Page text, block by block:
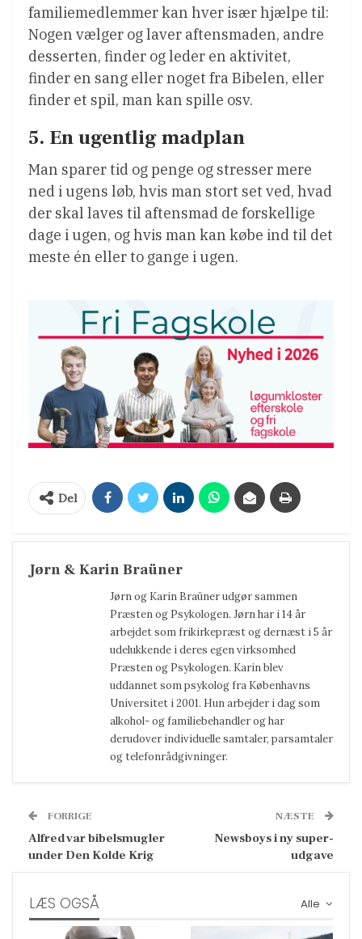
familiemedlemmer kan hver især hjælpe til:
Nogen vælger og laver aftensmaden, andre
desserten, finder og leder en aktivitet,
finder en sang eller noget fra Bibelen, eller
finder et spil, man kan spille osv.
5. En ugentlig madplan
Man sparer tid og penge og stresser mere
ned i ugens løb, hvis man stort set ved, hvad
der skal laves til aftensmad de forskellige
dage i ugen, og hvis man kan købe ind til det
meste én eller to gange i ugen.
Del
Jørn & Karin Braüner
Jørn og Karin Braüner udgør sammen
Præsten og Psykologen. Jørn har i 14 år
arbejdet som frikirkepræst og dernæst i 5 år
udelukkende i deres egen virksomhed
Præsten og Psykologen. Karin blev
uddannet som psykolog fra Københavns
Universitet i 2001. Hun arbejder i dag som
alkohol- og familiebehandler og har
derudover individuelle samtaler, parsamtaler
og telefonrådgivninger.
FORRIGE
Alfred var bibelsmugler
under Den Kolde Krig
NÆSTE
Newsboys i ny super-
udgave
Alle
LÆS OGSÅ